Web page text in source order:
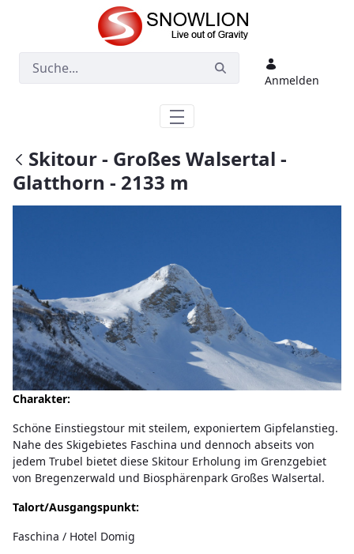
Zum Hauptinhalt springen
Anmelden
Skitour - Großes Walsertal -
Glatthorn - 2133 m
Charakter:
Schöne Einstiegstour mit steilem, exponiertem Gipfelanstieg.
Nahe des Skigebietes Faschina und dennoch abseits von
jedem Trubel bietet diese Skitour Erholung im Grenzgebiet
von Bregenzerwald und Biosphärenpark Großes Walsertal.
Talort/Ausgangspunkt:
Faschina / Hotel Domig